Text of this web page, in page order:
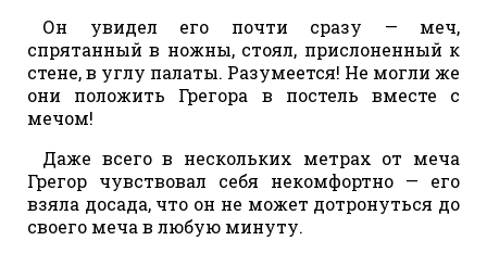
Он увидел его почти сразу — меч,
спрятанный в ножны, стоял, прислоненный к
стене, в углу палаты. Разумеется! Не могли же
они положить Грегора в постель вместе с
мечом!
Даже всего в нескольких метрах от меча
Грегор чувствовал себя некомфортно — его
взяла досада, что он не может дотронуться до
своего меча в любую минуту.